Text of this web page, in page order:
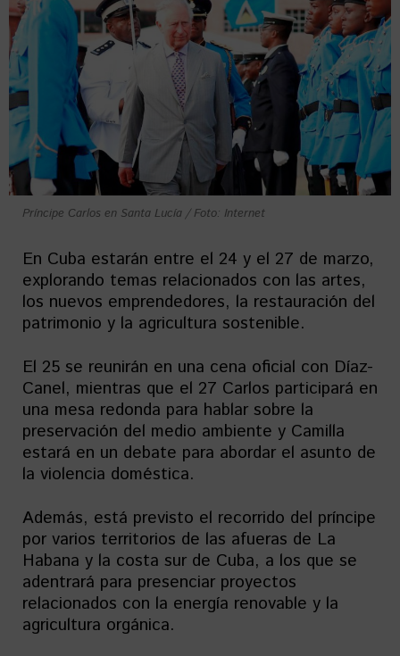
Príncipe Carlos en Santa Lucía / Foto: Internet
En Cuba estarán entre el 24 y el 27 de marzo,
explorando temas relacionados con las artes,
los nuevos emprendedores, la restauración del
patrimonio y la agricultura sostenible.
El 25 se reunirán en una cena oficial con Díaz-
Canel, mientras que el 27 Carlos participará en
una mesa redonda para hablar sobre la
preservación del medio ambiente y Camilla
estará en un debate para abordar el asunto de
la violencia doméstica.
Además, está previsto el recorrido del príncipe
por varios territorios de las afueras de La
Habana y la costa sur de Cuba, a los que se
adentrará para presenciar proyectos
relacionados con la energía renovable y la
agricultura orgánica.